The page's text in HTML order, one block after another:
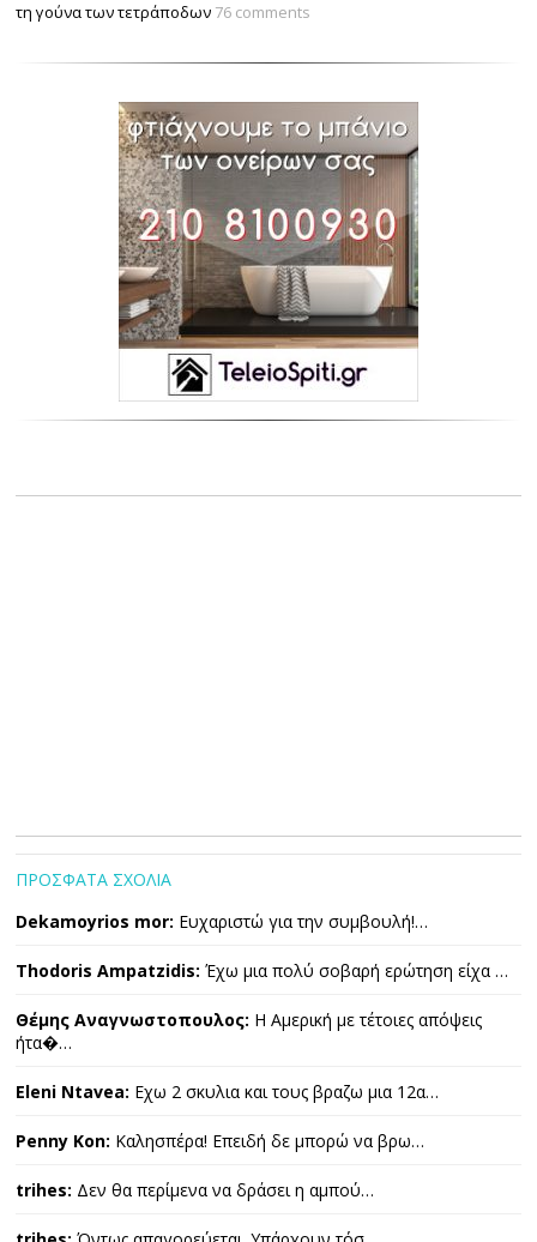
τη γούνα των τετράποδων 76 comments
ΠΡΟΣΦΑΤΑ ΣΧΟΛΙΑ
Dekamoyrios mor: Ευχαριστώ για την συμβουλή!…
Thodoris Ampatzidis: Έχω μια πολύ σοβαρή ερώτηση είχα …
Θέμης Αναγνωστοπουλος: Η Αμερική με τέτοιες απόψεις
ήτα�…
Eleni Ntavea: Εχω 2 σκυλια και τους βραζω μια 12α…
Penny Kon: Καλησπέρα! Επειδή δε μπορώ να βρω…
trihes: Δεν θα περίμενα να δράσει η αμπού…